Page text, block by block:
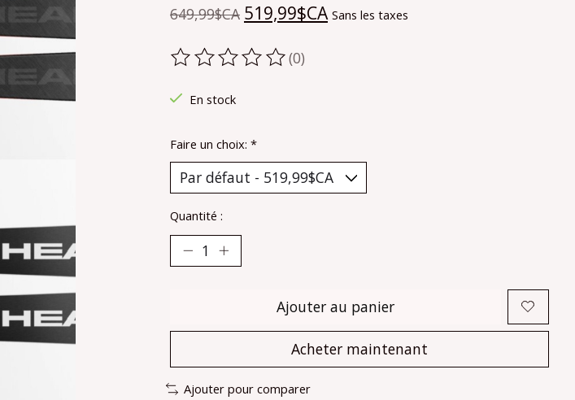
649,99$CA 519,99$CA Sans les taxes
Ce produit est évalué à
(0)
En stock
Faire un choix: *
Quantité :
Ajouter au panier
Acheter maintenant
Ajouter pour comparer